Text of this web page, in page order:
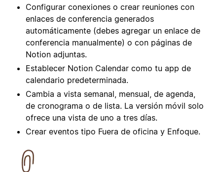
Configurar conexiones o crear reuniones con
enlaces de conferencia generados
automáticamente (debes agregar un enlace de
conferencia manualmente) o con páginas de
Notion adjuntas.
Establecer Notion Calendar como tu app de
calendario predeterminada.
Cambia a vista semanal, mensual, de agenda,
de cronograma o de lista. La versión móvil solo
ofrece una vista de uno a tres días.
Crear eventos tipo Fuera de oficina y Enfoque.